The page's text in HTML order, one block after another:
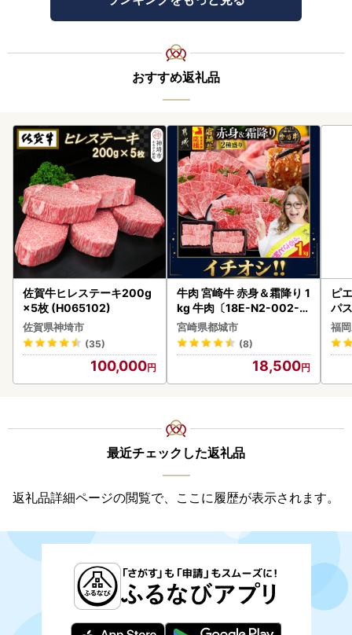
おすすめ返礼品
佐賀牛ヒレステーキ200g
×5枚 (H065102)
佐賀県神埼市
(35)
100,000
牛肉 宮崎牛 赤身＆霜降り 1
kg 牛肉〔18E-N2-002-1
kg-S4A6-CF〕
宮崎県都城市
(8)
18,500
ピ
パ
福
最近チェックした返礼品
返礼品詳細ページの閲覧で、ここに履歴が表示されます。